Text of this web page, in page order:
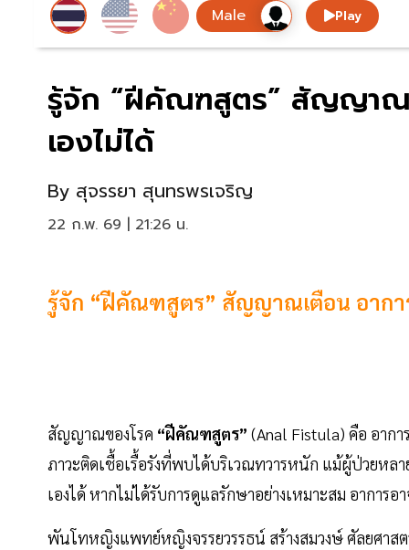
Play
รู้จัก “ฝีคัณฑสูตร” สัญญาณเ
เองไม่ได้
By สุจรรยา สุนทรพรเจริญ
22 ก.พ. 69 | 21:26 น.
รู้จัก “ฝีคัณฑสูตร” สัญญาณเตือน อากา
สัญญาณของโรค “ฝีคัณฑสูตร” (Anal Fistula) คือ อาก
ภาวะติดเชื้อเรื้อรังที่พบได้บริเวณทวารหนัก แม้ผู้ป่วยหล
เองได้ หากไม่ได้รับการดูแลรักษาอย่างเหมาะสม อากา
พันโทหญิงแพทย์หญิงจรรยวรรธน์ สร้างสมวงษ์ ศัลยศา